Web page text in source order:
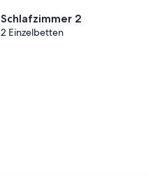
Schlafzimmer 2
2 Einzelbetten